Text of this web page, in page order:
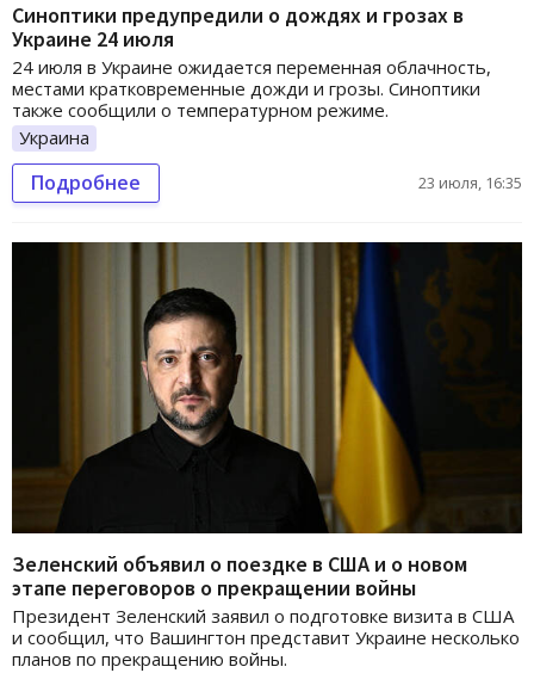
Синоптики предупредили о дождях и грозах в
Украине 24 июля
24 июля в Украине ожидается переменная облачность,
местами кратковременные дожди и грозы. Синоптики
также сообщили о температурном режиме.
Украина
Подробнее 23 июля, 16:35
Зеленский объявил о поездке в США и о новом
этапе переговоров о прекращении войны
Президент Зеленский заявил о подготовке визита в США
и сообщил, что Вашингтон представит Украине несколько
планов по прекращению войны.